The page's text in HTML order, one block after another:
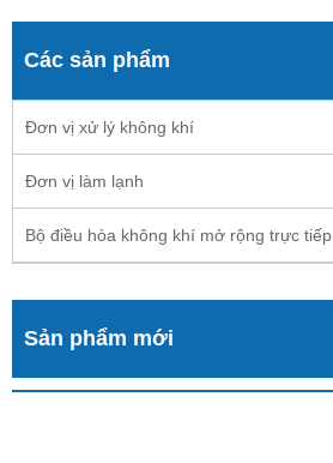
Các sản phẩm
Đơn vị xử lý không khí
Đơn vị làm lạnh
Bộ điều hòa không khí mở rộng trực tiếp
Sản phẩm mới